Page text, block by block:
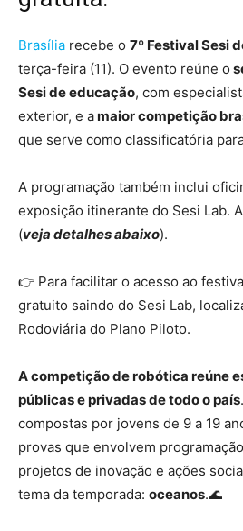
Brasília recebe o 7º Festival Sesi
terça-feira (11). O evento reúne o
Sesi de educação, com
exterior, e amaior competição
que serve como classificatória
A programação também inclui
exposição itinerante do Sesi Lab.
(veja detalhes abaixo).
👉 Para facilitar o acesso ao
gratuito saindo do Sesi Lab,
Rodoviária do Plano Piloto.
A competição de robótica reúne
públicas e privadas de todo o país
compostas por jovens de 9 a 19
provas que envolvem
projetos de inovação e ações
tema da temporada: oceanos.🌊